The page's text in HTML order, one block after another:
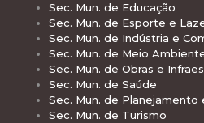
Sec. Mun. de Educação
Sec. Mun. de Esporte e
Sec. Mun. de Indústria e
Sec. Mun. de Meio
Sec. Mun. de Obras e
Sec. Mun. de Saúde
Sec. Mun. de Planejamento
Sec. Mun. de Turismo